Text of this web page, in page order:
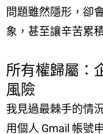
問題雖然隱形，卻
象，甚至讓辛苦累
所有權歸屬：
風險
我見過最棘手的情
用個人 Gmail 帳號